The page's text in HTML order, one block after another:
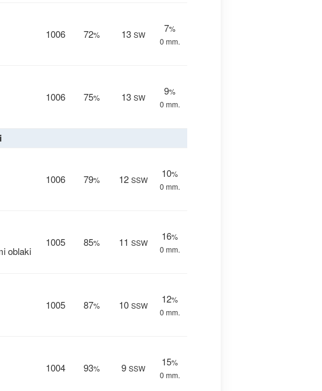
1006 72% 13 SW
7%
0 mm.
1006 75% 13 SW
9%
0 mm.
1006 79% 12 SSW
10%
0 mm.
oblaki
1005 85% 11 SSW
16%
0 mm.
1005 87% 10 SSW
12%
0 mm.
1004 93% 9 SSW
15%
0 mm.